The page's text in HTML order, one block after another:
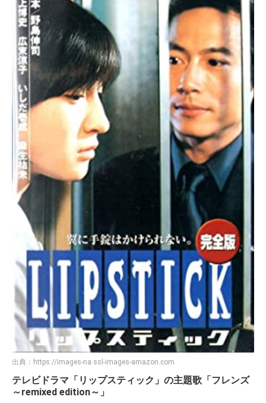
出典： https://images-na.ssl-images-amazon.com
テレビドラマ「リップスティック」の主題歌「フレンズ
～remixed edition～」